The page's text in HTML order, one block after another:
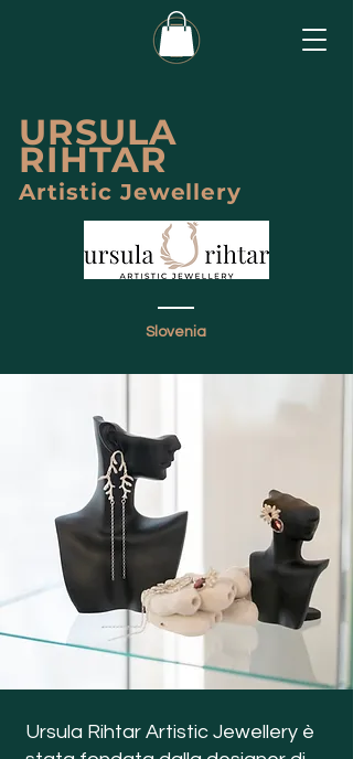
URSULA
RIHTAR
Artistic Jewellery
Slovenia
Ursula Rihtar Artistic Jewellery è